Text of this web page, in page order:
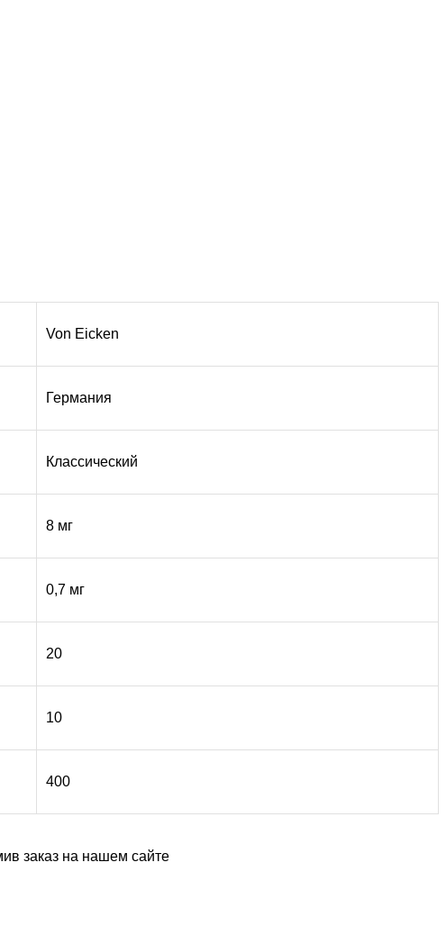
Von Eicken
Германия
Классический
8 мг
0,7 мг
20
10
400
заказ на нашем сайте